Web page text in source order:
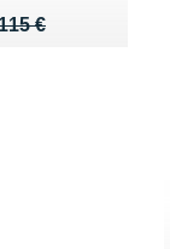
€
de 115 €
78 €